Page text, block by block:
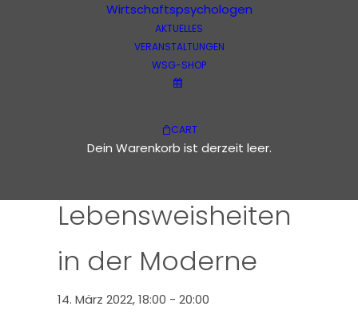
Wirtschaftspsychologen
AKTUELLES
VERANSTALTUNGEN
WSG-SHOP
CART
Dein Warenkorb ist derzeit leer.
Narrative –
Stellenwert und
Nutzung alter
Lebensweisheiten
in der Moderne
14. März 2022, 18:00 - 20:00